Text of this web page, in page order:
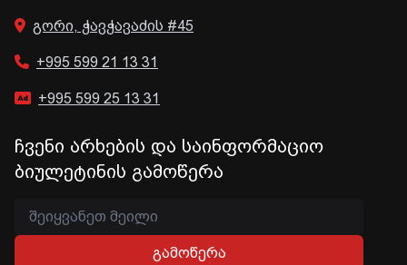
გორი, ჭავჭავაძის #45
+995 599 21 13 31
+995 599 25 13 31
ჩვენი არხების და საინფორმაციო
ბიულეტინის გამოწერა
გამოწერა